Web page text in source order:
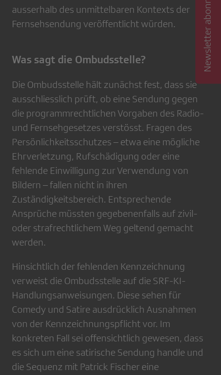
ausserhalb des unmittelbaren Kontexts der
Fernsehsendung veröffentlicht würden.
Was sagt die Ombudsstelle?
Die Ombudsstelle hält zunächst fest, dass sie
ausschliesslich prüft, ob eine Sendung gegen
die programmrechtlichen Vorgaben des Radio-
und Fernsehgesetzes verstösst. Fragen des
Persönlichkeitsschutzes – etwa eine mögliche
Ehrverletzung, Rufschädigung oder eine
fehlende Einwilligung zur Verwendung von
Bildern – fallen nicht in ihren
Zuständigkeitsbereich. Entsprechende
Ansprüche müssten gegebenenfalls auf zivil-
oder strafrechtlichem Weg geltend gemacht
werden.
Hinsichtlich der fehlenden Kennzeichnung
verweist die Ombudsstelle auf die SRF-KI-
Handlungsanweisungen. Diese sehen für
Comedy und Satire ausdrücklich Ausnahmen
von der Kennzeichnungspflicht vor. Im
konkreten Fall sei offensichtlich gewesen, dass
es sich um eine satirische Sendung handle und
die Sequenz mit Patrick Fischer eine
Newsletter abonnieren